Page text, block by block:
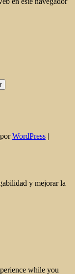
WordPress |
y mejorar la
while you